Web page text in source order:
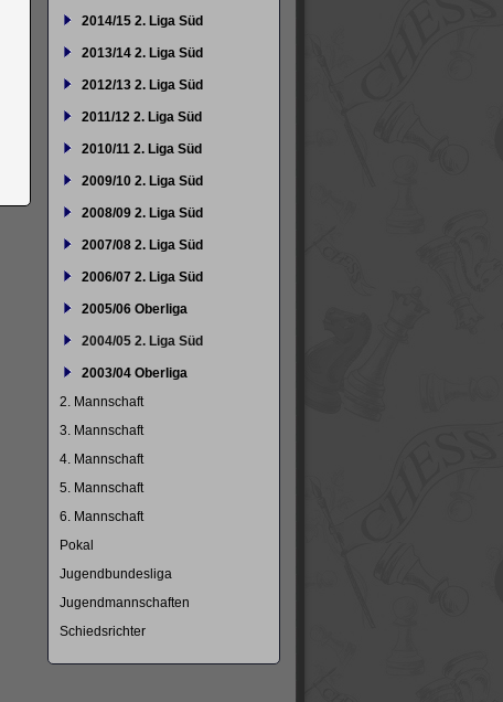
2014/15 2. Liga Süd
2013/14 2. Liga Süd
2012/13 2. Liga Süd
2011/12 2. Liga Süd
2010/11 2. Liga Süd
2009/10 2. Liga Süd
2008/09 2. Liga Süd
2007/08 2. Liga Süd
2006/07 2. Liga Süd
2005/06 Oberliga
2004/05 2. Liga Süd
2003/04 Oberliga
2. Mannschaft
3. Mannschaft
4. Mannschaft
5. Mannschaft
6. Mannschaft
Pokal
Jugendbundesliga
Jugendmannschaften
Schiedsrichter